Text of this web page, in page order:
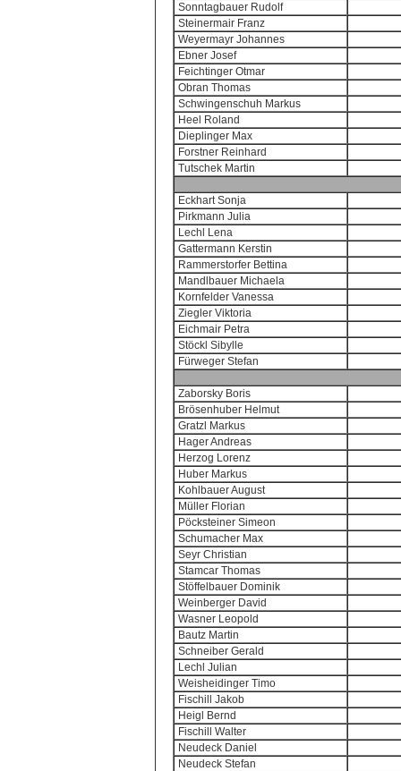
Sonntagbauer Rudolf
Steinermair Franz
Weyermayr Johannes
Ebner Josef
Feichtinger Otmar
Obran Thomas
Schwingenschuh Markus
Heel Roland
Dieplinger Max
Forstner Reinhard
Tutschek Martin
Eckhart Sonja
Pirkmann Julia
Lechl Lena
Gattermann Kerstin
Rammerstorfer Bettina
Mandlbauer Michaela
Kornfelder Vanessa
Ziegler Viktoria
Eichmair Petra
Stöckl Sibylle
Fürweger Stefan
Zaborsky Boris
Brösenhuber Helmut
Gratzl Markus
Hager Andreas
Herzog Lorenz
Huber Markus
Kohlbauer August
Müller Florian
Pöcksteiner Simeon
Schumacher Max
Seyr Christian
Stamcar Thomas
Stöffelbauer Dominik
Weinberger David
Wasner Leopold
Bautz Martin
Schneiber Gerald
Lechl Julian
Weisheidinger Timo
Fischill Jakob
Heigl Bernd
Fischill Walter
Neudeck Daniel
Neudeck Stefan